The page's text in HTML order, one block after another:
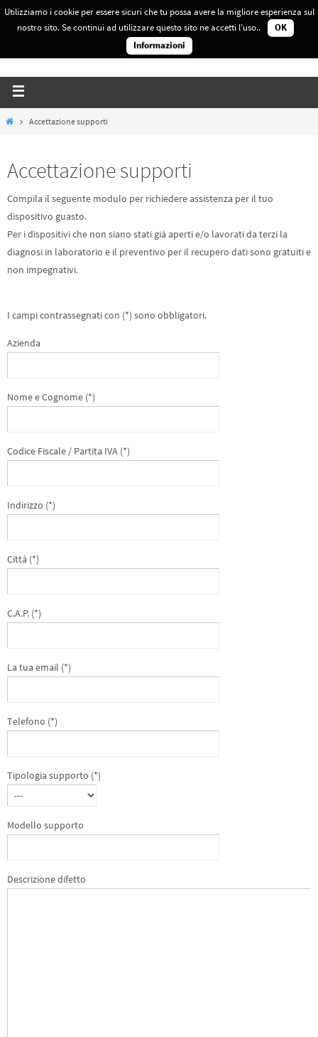
Recupero Dati Roma
Servizi professionali di Data Recovery
Accettazione supporti
Accettazione supporti
Compila il seguente modulo per richiedere assistenza per il tuo
dispositivo guasto.
Per i dispositivi che non siano stati già aperti e/o lavorati da terzi la
diagnosi in laboratorio e il preventivo per il recupero dati sono gratuiti e
non impegnativi.
I campi contrassegnati con (*) sono obbligatori.
Azienda
Nome e Cognome (*)
Codice Fiscale / Partita IVA (*)
Indirizzo (*)
Città (*)
C.A.P. (*)
La tua email (*)
Telefono (*)
Tipologia supporto (*)
Modello supporto
Descrizione difetto
Utilizziamo i cookie per essere sicuri che tu possa avere la migliore esperienza sul
nostro sito. Se continui ad utilizzare questo sito ne accetti l'uso..
OK
Informazioni